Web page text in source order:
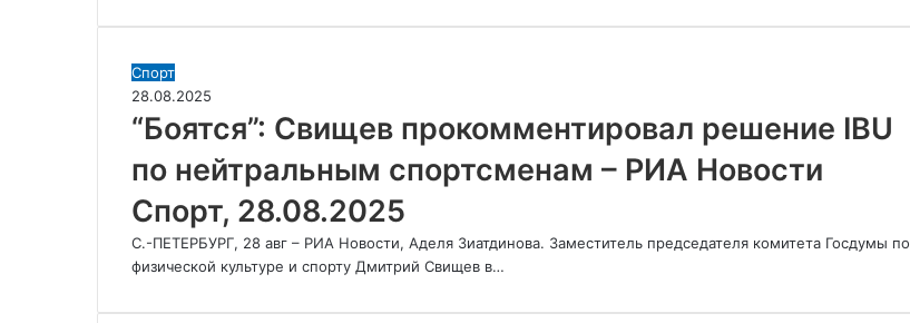
Новости
Спорт,
28.09.2025
“Боятся”:
Свищев
прокомментировал
решение
IBU
нейтральным
спортсменам
–
Спорт
28.08.2025
“Боятся”: Свищев прокомментировал решение IBU
по нейтральным спортсменам – РИА Новости
Спорт, 28.08.2025
С.-ПЕТЕРБУРГ, 28 авг – РИА Новости, Аделя Зиатдинова. Заместитель председателя комитета Госдумы по
физической культуре и спорту Дмитрий Свищев в…